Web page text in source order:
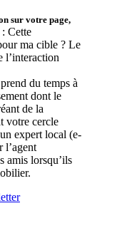
sur votre page,
Cette
ma cible ? Le
l’interaction
du temps à
dont le
de la
votre cercle
expert local (e-
l’agent
amis lorsqu’ils